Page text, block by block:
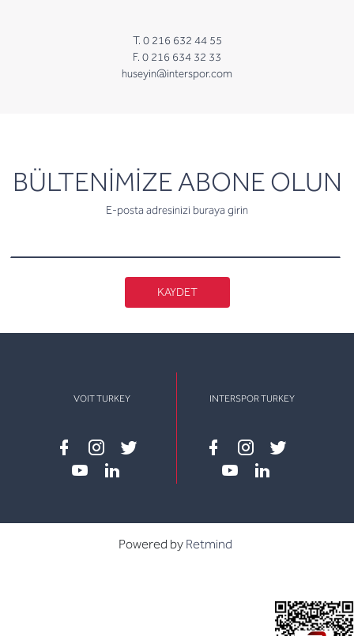
T. 0 216 632 44 55
F. 0 216 634 32 33
huseyin@interspor.com
BÜLTENİMİZE ABONE OLUN
E-posta adresinizi buraya girin
newsletter
KAYDET
VOIT TURKEY
Facebook
instagram
twitter
INTERSPOR TURKEY
Facebook
instagram
twitter
Powered by Retmind